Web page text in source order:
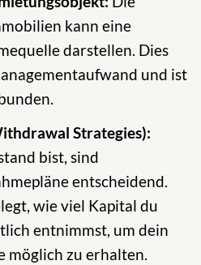
kann eine
darstellen. Dies
und ist
Strategies):
bist, sind
entscheidend.
wie viel Kapital du
entnimmst, um dein
möglich zu erhalten.